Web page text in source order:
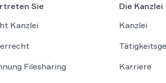
Sie
Kanzlei
Filesharing
Die Kanzlei
Kanzlei
Karriere